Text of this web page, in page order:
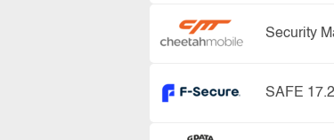
Security
SAFE 17.2